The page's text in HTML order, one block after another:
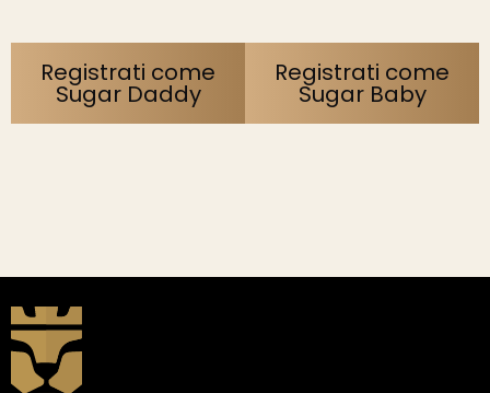
Registrati come
Sugar Daddy
Registrati come
Sugar Baby